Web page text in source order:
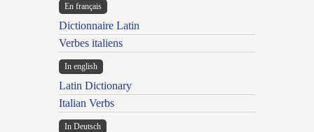
En français
Dictionnaire Latin
Verbes italiens
In english
Latin Dictionary
Italian Verbs
In Deutsch